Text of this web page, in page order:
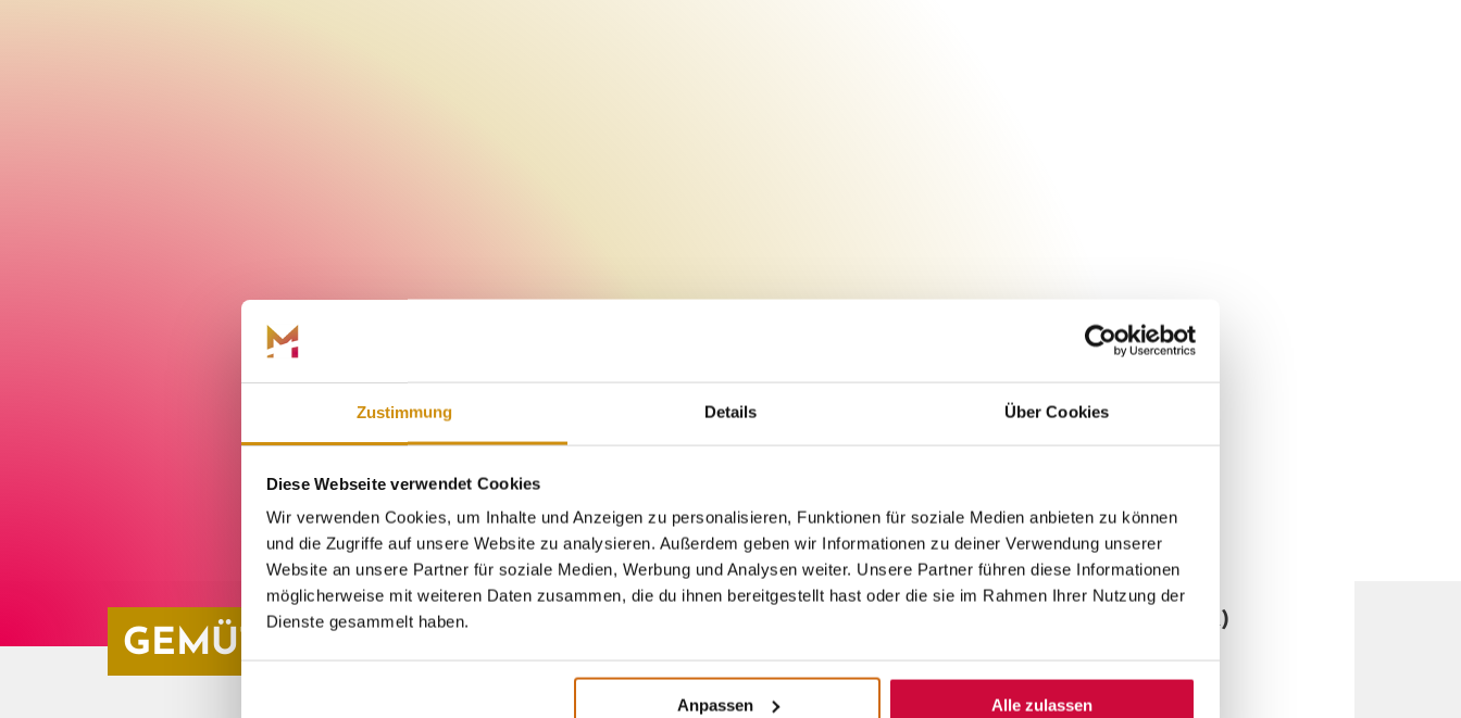
Zustimmung Details Über Cookies
Diese Webseite verwendet Cookies
Wir verwenden Cookies, um Inhalte und Anzeigen zu personalisieren, Funktionen für soziale Medien anbieten zu können
und die Zugriffe auf unsere Website zu analysieren. Außerdem geben wir Informationen zu deiner Verwendung unserer
Website an unsere Partner für soziale Medien, Werbung und Analysen weiter. Unsere Partner führen diese Informationen
möglicherweise mit weiteren Daten zusammen, die du ihnen bereitgestellt hast oder die sie im Rahmen Ihrer Nutzung der
Dienste gesammelt haben.
Anpassen Alle zulassen
GEMÜTLICHE ALTSTADT UND
SEHENSWERTES IN GEMÜNDEN (WOHRA)
Die Stadt bietet eine idyllische